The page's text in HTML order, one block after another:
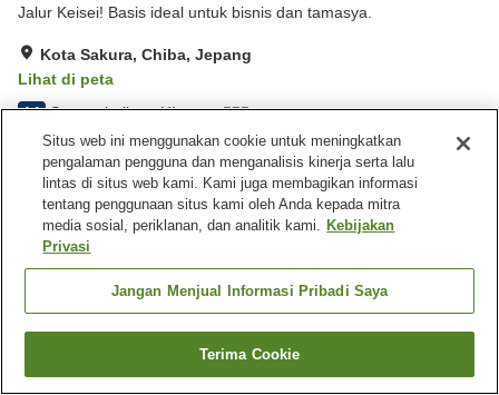
Jalur Keisei! Basis ideal untuk bisnis dan tamasya.
Kota Sakura, Chiba, Jepang
Lihat di peta
4.1 Sangat baik Ulasan:555
Fasilitas properti
Tempat parkir
Restoran
Lounge
Mesin penjual otomatis
Jepang Chiba Kota Sakura Wishton Hotel Yukari
Cari kamar
Situs web ini menggunakan cookie untuk meningkatkan
pengalaman pengguna dan menganalisis kinerja serta lalu
lintas di situs web kami. Kami juga membagikan informasi
tentang penggunaan situs kami oleh Anda kepada mitra
media sosial, periklanan, dan analitik kami. Kebijakan
Privasi
Jangan Menjual Informasi Pribadi Saya
Terima Cookie